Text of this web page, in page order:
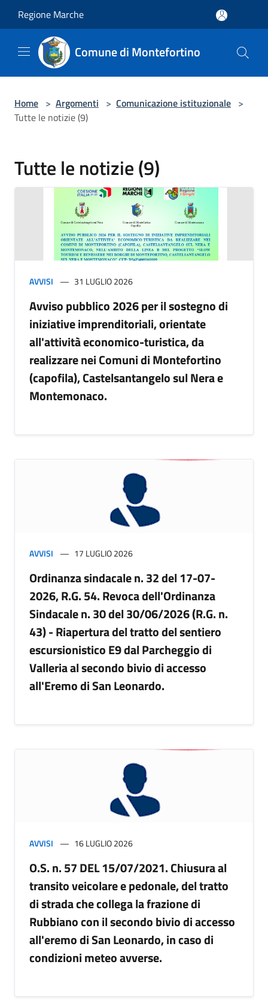
Regione Marche
Comune di Montefortino
Home > Argomenti > Comunicazione istituzionale >
Tutte le notizie (9)
Tutte le notizie (9)
AVVISI 31 LUGLIO 2026
Avviso pubblico 2026 per il sostegno di
iniziative imprenditoriali, orientate
all'attività economico-turistica, da
realizzare nei Comuni di Montefortino
(capofila), Castelsantangelo sul Nera e
Montemonaco.
AVVISI 17 LUGLIO 2026
Ordinanza sindacale n. 32 del 17-07-
2026, R.G. 54. Revoca dell'Ordinanza
Sindacale n. 30 del 30/06/2026 (R.G. n.
43) - Riapertura del tratto del sentiero
escursionistico E9 dal Parcheggio di
Valleria al secondo bivio di accesso
all'Eremo di San Leonardo.
AVVISI 16 LUGLIO 2026
O.S. n. 57 DEL 15/07/2021. Chiusura al
transito veicolare e pedonale, del tratto
di strada che collega la frazione di
Rubbiano con il secondo bivio di accesso
all'eremo di San Leonardo, in caso di
condizioni meteo avverse.